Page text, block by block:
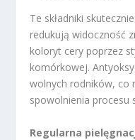
Te składniki
redukują widoczność
koloryt cery poprzez
komórkowej.
wolnych rodników, co
spowolnienia procesu
Regularna